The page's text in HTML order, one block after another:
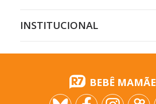
INSTITUCIONAL
BEBÊ MAMÃE